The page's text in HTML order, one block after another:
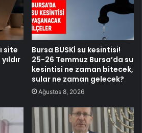
site
Bursa BUSKİ su kesintisi!
25-26 Temmuz Bursa’da su
kesintisi ne zaman bitecek,
sular ne zaman gelecek?
Ağustos 8, 2026